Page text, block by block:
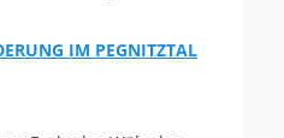
IM PEGNITZTAL